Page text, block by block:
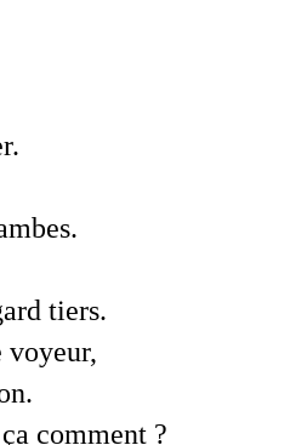
tiers.
voyeur,
comment ?